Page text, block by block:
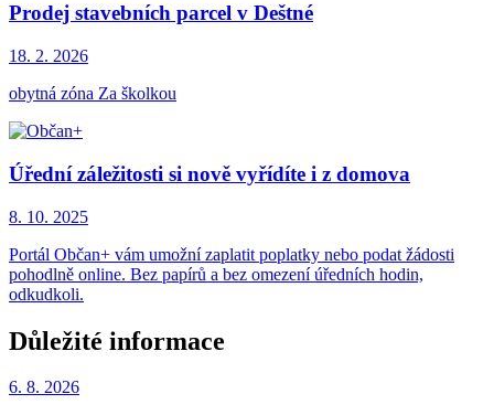
Prodej stavebních parcel v Deštné
18. 2. 2026
obytná zóna Za školkou
Úřední záležitosti si nově vyřídíte i z domova
8. 10. 2025
Portál Občan+ vám umožní zaplatit poplatky nebo podat žádosti
pohodlně online. Bez papírů a bez omezení úředních hodin,
odkudkoli.
Důležité informace
6. 8. 2026